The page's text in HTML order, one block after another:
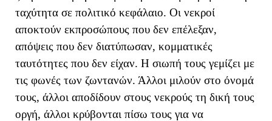
ταχύτητα σε πολιτικό κεφάλαιο. Οι νεκροί
αποκτούν εκπροσώπους που δεν επέλεξαν,
απόψεις που δεν διατύπωσαν, κομματικές
ταυτότητες που δεν είχαν. Η σιωπή τους γεμίζει με
τις φωνές των ζωντανών. Άλλοι μιλούν στο όνομά
τους, άλλοι αποδίδουν στους νεκρούς τη δική τους
οργή, άλλοι κρύβονται πίσω τους για να